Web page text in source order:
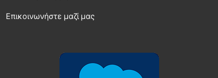
Επικοινωνήστε μαζί μας